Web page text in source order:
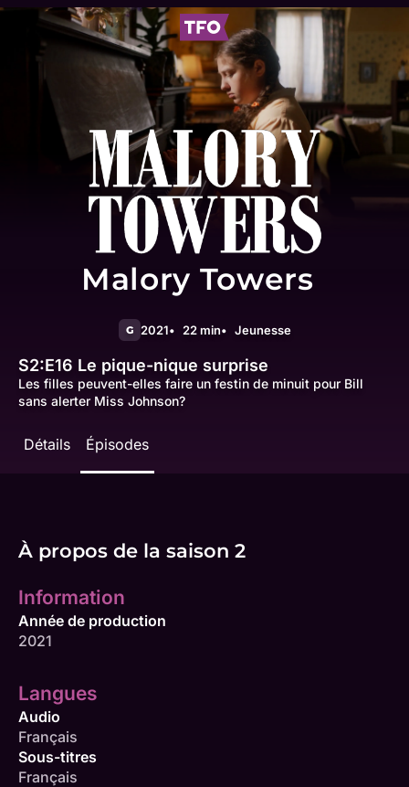
Malory Towers
G 2021 22 min Jeunesse
S2:E16 Le pique-nique surprise
Les filles peuvent-elles faire un festin de minuit pour Bill
sans alerter Miss Johnson?
Détails Épisodes
À propos de la saison 2
Information
Année de production
2021
Langues
Audio
Français
Sous-titres
Français